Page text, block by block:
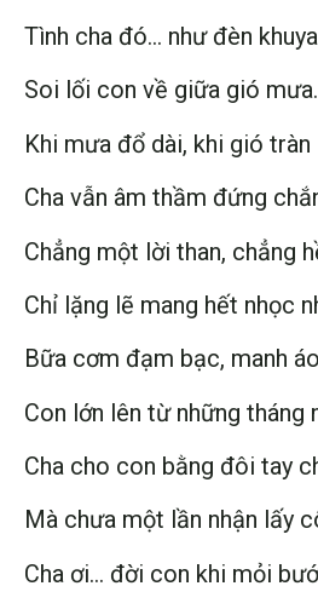
Tình cha đó… như đèn
Soi lối con về giữa gió mưa.
Khi mưa đổ dài, khi gió tràn
Cha vẫn âm thầm đứng
Chẳng một lời than, chẳng
Chỉ lặng lẽ mang hết nhọc
Bữa cơm đạm bạc, manh
Con lớn lên từ những tháng
Cha cho con bằng đôi tay
Mà chưa một lần nhận lấy
Cha ơi… đời con khi mỏi